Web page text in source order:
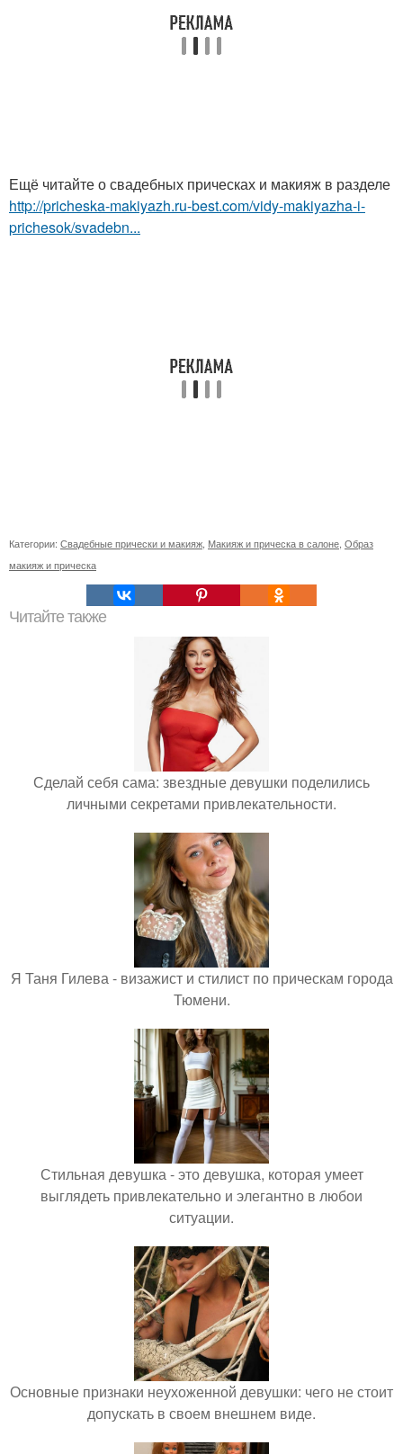
Ещё читайте о свадебных прическах и макияж в разделе
http://pricheska-makiyazh.ru-best.com/vidy-makiyazha-i-
prichesok/svadebn...
Категории: Свадебные прически и макияж Макияж и прическа в салоне Образ
макияж и прическа
Читайте также
Сделай себя сама: звездные девушки поделились
личными секретами привлекательности.
Я Таня Гилева - визажист и стилист по прическам города
Тюмени.
Стильная девушка - это девушка, которая умеет
выглядеть привлекательно и элегантно в любои
ситуации.
Основные признаки неухоженной девушки: чего не стоит
допускать в своем внешнем виде.